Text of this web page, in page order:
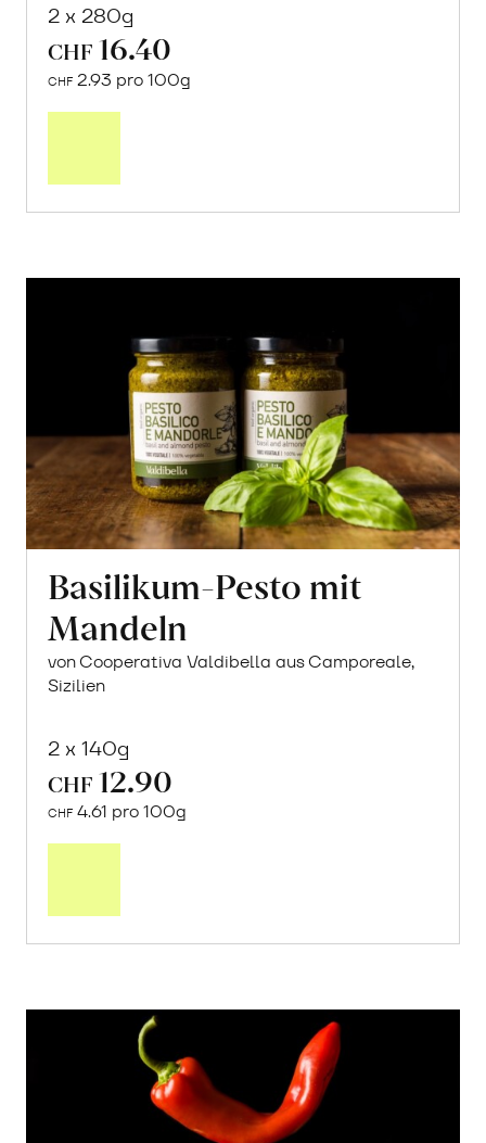
2 x 280g
CHF 16.40
CHF 2.93 pro 100g
Basilikum-Pesto mit
Mandeln
von Cooperativa Valdibella aus Camporeale,
Sizilien
2 x 140g
CHF 12.90
CHF 4.61 pro 100g